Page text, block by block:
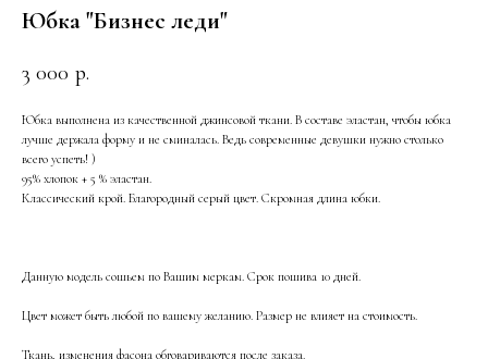
Юбка "Бизнес леди"
3 000 р.
Юбка выполнена из качественной джинсовой ткани. В составе эластан, чтобы юбка
лучше держала форму и не сминалась. Ведь современные девушки нужно столько
всего успеть! )
95% хлопок + 5 % эластан.
Классический крой. Благородный серый цвет. Скромная длина юбки.
Данную модель сошьем по Вашим меркам. Срок пошива 10 дней.
Цвет может быть любой по вашему желанию. Размер не влияет на стоимость.
Ткань, изменения фасона обговариваются после заказа.